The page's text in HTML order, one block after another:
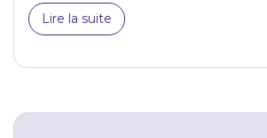
Lire la suite